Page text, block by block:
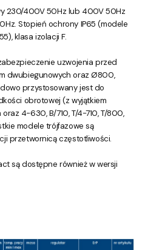
230/400V 50Hz lub 400V 50Hz
Stopień ochrony IP65 (modele
klasa izolacji F.
uzwojenia przed
dwubiegunowych oraz Ø800,
przystosowany jest do
obrotowej (z wyjątkiem
4-630, B/710, T/4-710, T/800,
modele trójfazowe są
przetwornicą częstotliwości.
są dostępne również w wersji